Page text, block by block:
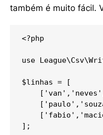
também é muito fácil.
<?php
use
$linhas = [
];